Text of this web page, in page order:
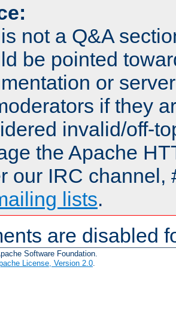
not a Q&A
be pointed
or
if they
invalid/off-
the Apache
our IRC channel,
lists.
are disabled
Software Foundation.
License, Version 2.0.